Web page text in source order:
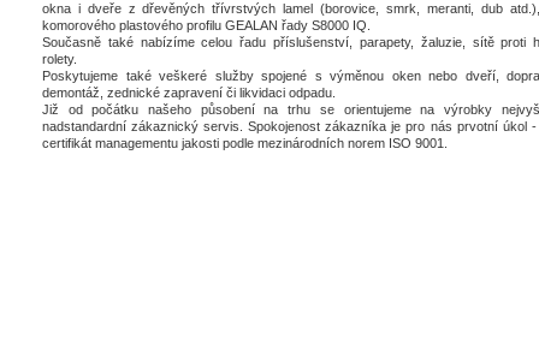
okna i dveře z dřevěných třívrstvých lamel (borovice, smrk, meranti, dub
komorového plastového profilu GEALAN řady S8000 IQ.
Současně také nabízíme celou řadu příslušenství, parapety, žaluzie, sítě proti
rolety.
Poskytujeme také veškeré služby spojené s výměnou oken nebo dveří,
demontáž, zednické zapravení či likvidaci odpadu.
Již od počátku našeho působení na trhu se orientujeme na výrobky
nadstandardní zákaznický servis. Spokojenost zákazníka je pro nás prvotní úkol
certifikát managementu jakosti podle mezinárodních norem ISO 9001.